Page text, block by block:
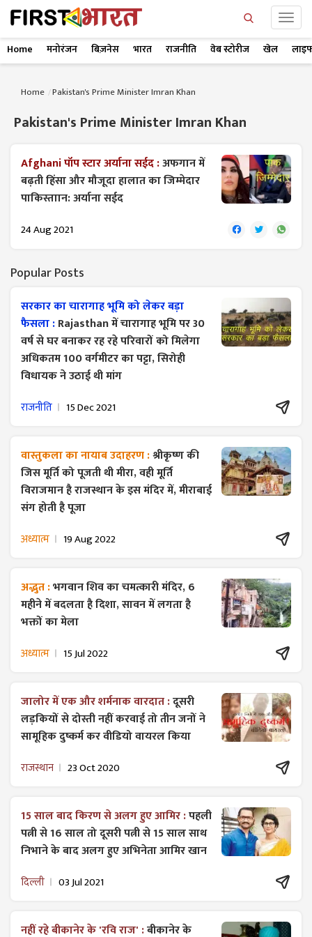
Home मनोरंजन बिज़नेस भारत राजनीति वेब स्टोरीज खेल
Home Pakistan's Prime Minister Imran Khan
Pakistan's Prime Minister Imran Khan
Afghani पॉप स्टार अर्याना सईद :अफगान में
बढ़ती हिंसा और मौजूदा हालात का जिम्मेदार
पाकिस्ताान: अर्याना सईद
24 Aug 2021
Popular Posts
सरकार का चारागाह भूमि को लेकर बड़ा
फैसला :Rajasthan में चारागाह भूमि पर 30
वर्ष से घर बनाकर रह रहे परिवारों को मिलेगा
अधिकतम 100 वर्गमीटर का पट्टा, सिरोही
विधायक ने उठाई थी मांग
राजनीति 15 Dec 2021
वास्तुकला का नायाब उदाहरण :श्रीकृष्ण की
जिस मूर्ति को पूजती थी मीरा, वही मूर्ति
विराजमान है राजस्थान के इस मंदिर में, मीराबाई
संग होती है पूजा
अध्यात्म 19 Aug 2022
अद्भुत :भगवान शिव का चमत्कारी मंदिर, 6
महीने में बदलता है दिशा, सावन में लगता है
भक्तों का मेला
अध्यात्म 15 Jul 2022
जालोर में एक और शर्मनाक वारदात :दूसरी
लड़कियों से दोस्ती नहीं करवाई तो तीन जनों ने
सामूहिक दुष्कर्म कर वीडियो वायरल किया
राजस्थान 23 Oct 2020
15 साल बाद किरण से अलग हुए आमिर :पहली
पत्नी से 16 साल तो दूसरी पत्नी से 15 साल साथ
निभाने के बाद अलग हुए अभिनेता आमिर खान
दिल्ली 03 Jul 2021
नहीं रहे बीकानेर के 'रवि राज' :बीकानेर के